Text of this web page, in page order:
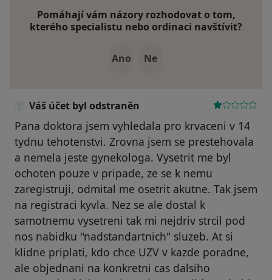
Pomáhají vám názory rozhodovat o tom,
kterého specialistu nebo ordinaci navštívit?
Ano Ne
Váš účet byl odstraněn
Pana doktora jsem vyhledala pro krvaceni v 14
tydnu tehotenstvi. Zrovna jsem se prestehovala
a nemela jeste gynekologa. Vysetrit me byl
ochoten pouze v pripade, ze se k nemu
zaregistruji, odmital me osetrit akutne. Tak jsem
na registraci kyvla. Nez se ale dostal k
samotnemu vysetreni tak mi nejdriv strcil pod
nos nabidku "nadstandartnich" sluzeb. At si
klidne priplati, kdo chce UZV v kazde poradne,
ale objednani na konkretni cas dalsiho